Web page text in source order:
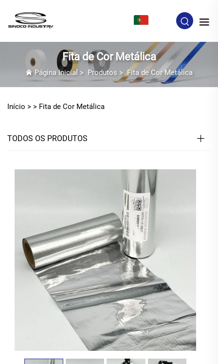
Fita de Cor Metálica
Página Inicial > Produtos >Fita de Cor Metálica
Início > > Fita de Cor Metálica
TODOS OS PRODUTOS